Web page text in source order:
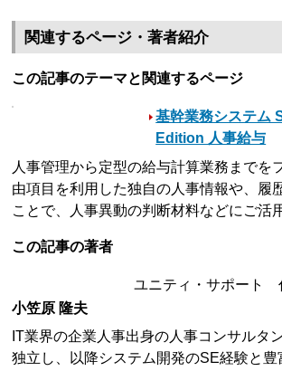
関連するページ・著者紹介
この記事のテーマと関連するページ
基幹業務システム
Edition 人事給与
人事管理から定型の給与計算業務までを
由項目を利用した独自の人事情報や、履
ことで、人事異動の判断材料などにご活
この記事の著者
ユニティ・サポート
小笠原 隆夫
IT業界の企業人事出身の人事コンサルタ
独立し、以降システム開発のSE経験と豊